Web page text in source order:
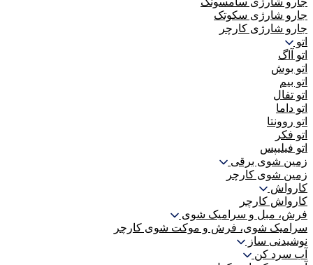
جارو شارژی سکوتک
جارو شارژی کارچر
اتو
اتو آاگ
اتو بوش
اتو بیم
اتو تفال
اتو داما
اتو روونتا
اتو فکر
اتو فیلیپس
زمین شوی برقی
زمین شوی کارچر
کارواش
کارواش کارچر
فرش، مبل و سرامیک شوی
سرامیک شوی، فرش و موکت شوی کارچر
نوشیدنی ساز
آب سرد کن